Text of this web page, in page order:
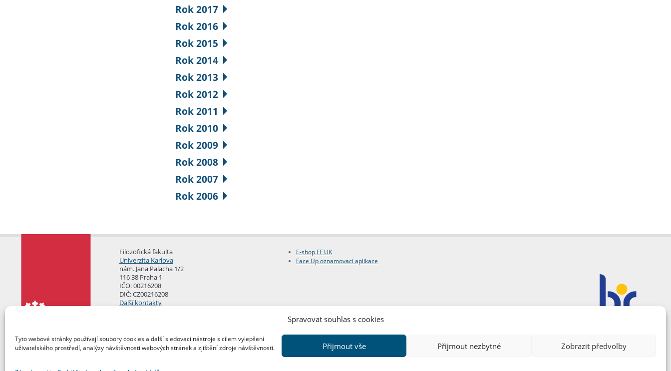
Spravovat souhlas s cookies
Tyto webové stránky používají soubory cookies a další sledovací nástroje s cílem vylepšení
uživatelského prostředí, analýzy návštěvnosti webových stránek a zjištění zdroje návštěvnosti.
Přijmout vše Přijmout nezbytné Zobrazit předvolby
Rok 2017
Rok 2016
Rok 2015
Rok 2014
Rok 2013
Rok 2012
Rok 2011
Rok 2010
Rok 2009
Rok 2008
Rok 2007
Rok 2006
Filozofická fakulta
Univerzita Karlova
nám. Jana Palacha 1/2
116 38 Praha 1
IČO: 00216208
DIČ: CZ00216208
Další kontakty
E-shop FF UK
Face Up oznamovací aplikace